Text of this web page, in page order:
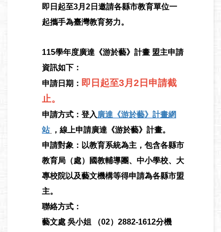
即日起至3月2日邀請各縣市教育單位一
起攜手為臺灣教育努力。
115學年度廣達《游於藝》計畫 盟主申請
資訊如下：
申請日期： 即日起至3月2日申請截
止。
申請方式：登入 廣達《游於藝》計畫網
站
，線上申請廣達《游於藝》計畫。
申請對象：以教育系統為主，包含各縣市
教育局（處）國教輔導團、中小學校、大
專校院以及藝文機構等得申請為各縣市盟
主。
聯絡方式：
藝文處 吳小姐 （02）2882-1612分機